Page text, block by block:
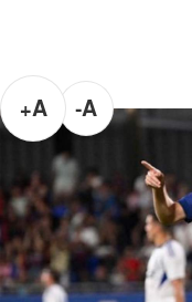
A-
A+